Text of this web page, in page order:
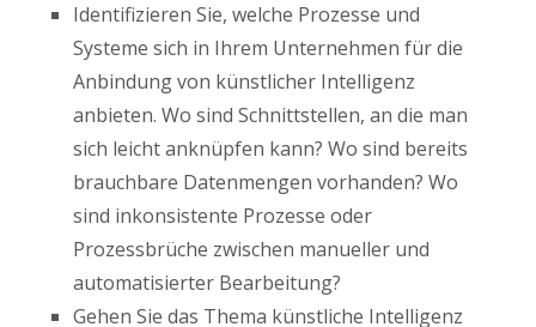
Identifizieren Sie, welche Prozesse und
Systeme sich in Ihrem Unternehmen für die
Anbindung von künstlicher Intelligenz
anbieten. Wo sind Schnittstellen, an die man
sich leicht anknüpfen kann? Wo sind bereits
brauchbare Datenmengen vorhanden? Wo
sind inkonsistente Prozesse oder
Prozessbrüche zwischen manueller und
automatisierter Bearbeitung?
Gehen Sie das Thema künstliche Intelligenz